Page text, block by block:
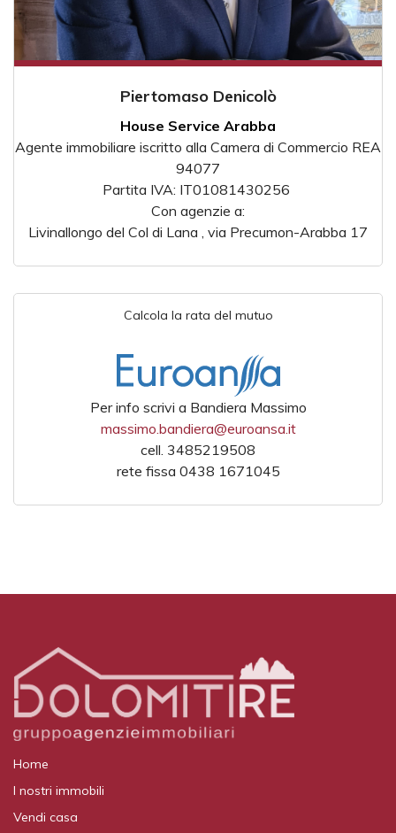
Piertomaso Denicolò
House Service Arabba
Agente immobiliare iscritto alla Camera di Commercio REA
94077
Partita IVA: IT01081430256
Con agenzie a:
Livinallongo del Col di Lana , via Precumon-Arabba 17
Calcola la rata del mutuo
Per info scrivi a Bandiera Massimo
massimo.bandiera@euroansa.it
cell. 3485219508
rete fissa 0438 1671045
Home
I nostri immobili
Vendi casa